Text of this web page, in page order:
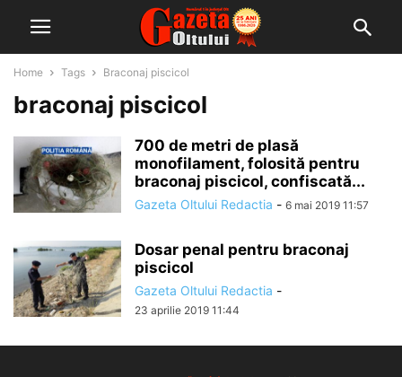
Home Tags Braconaj piscicol
braconaj piscicol
700 de metri de plasă
monofilament, folosită pentru
braconaj piscicol, confiscată...
Gazeta Oltului Redactia - 6 mai 2019 11:57
Dosar penal pentru braconaj
piscicol
Gazeta Oltului Redactia -
23 aprilie 2019 11:44